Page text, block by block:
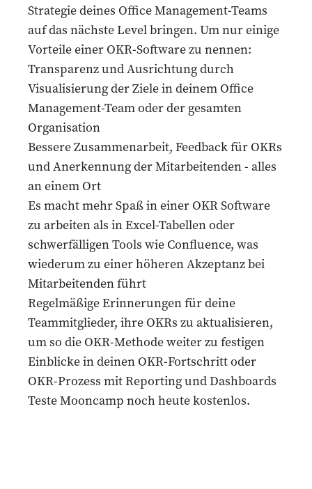
Strategie deines Office Management-Teams
auf das nächste Level bringen. Um nur einige
Vorteile einer OKR-Software zu nennen:
Transparenz und Ausrichtung durch
Visualisierung der Ziele in deinem Office
Management-Team oder der gesamten
Organisation
Bessere Zusammenarbeit, Feedback für OKRs
und Anerkennung der Mitarbeitenden - alles
an einem Ort
Es macht mehr Spaß in einer OKR Software
zu arbeiten als in Excel-Tabellen oder
schwerfälligen Tools wie Confluence, was
wiederum zu einer höheren Akzeptanz bei
Mitarbeitenden führt
Regelmäßige Erinnerungen für deine
Teammitglieder, ihre OKRs zu aktualisieren,
um so die OKR-Methode weiter zu festigen
Einblicke in deinen OKR-Fortschritt oder
OKR-Prozess mit Reporting und Dashboards
Teste Mooncamp noch heute kostenlos.